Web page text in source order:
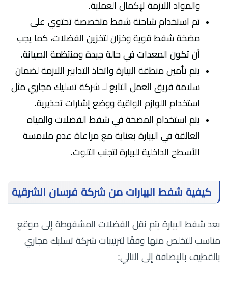
والمواد اللازمة لإكمال العملية.
تم استخدام شاحنة شفط متخصصة تحتوي على
مضخة شفط قوية وخزان لتخزين الفضلات، كما يجب
أن تكون المعدات في حالة جيدة ومنتظمة الصيانة.
يتم تأمين منطقة البيارة واتخاذ التدابير اللازمة لضمان
سلامة فريق العمل التابع لـ شركة تسليك مجاري مثل
استخدام اللوازم الواقية ووضع إشارات تحذيرية.
يتم استخدام المضخة في شفط الفضلات والمياه
العالقة في البيارة بعناية مع مراعاة عدم ملامسة
الأسطح الداخلية للبيارة لتجنب التلوث.
كيفية شفط البيارات من شركة فرسان الشرقية
بعد شفط البيارة يتم نقل الفضلات المشفوطة إلى موقع
مناسب للتخلص منها وفقًا لترتيبات شركة تسليك مجاري
بالقطيف بالإضافة إلى التالي: